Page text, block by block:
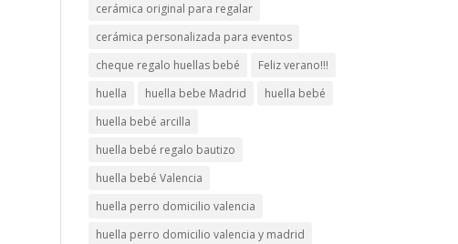
cerámica original para regalar
cerámica personalizada para eventos
cheque regalo huellas bebé
Feliz verano!!!
huella
huella bebe Madrid
huella bebé
huella bebé arcilla
huella bebé regalo bautizo
huella bebé Valencia
huella perro domicilio valencia
huella perro domicilio valencia y madrid